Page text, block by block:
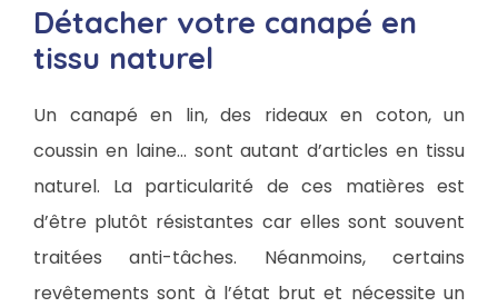
Détacher votre canapé en
tissu naturel
Un canapé en lin, des rideaux en coton, un
coussin en laine… sont autant d’articles en tissu
naturel. La particularité de ces matières est
d’être plutôt résistantes car elles sont souvent
traitées anti-tâches. Néanmoins, certains
revêtements sont à l’état brut et nécessite un